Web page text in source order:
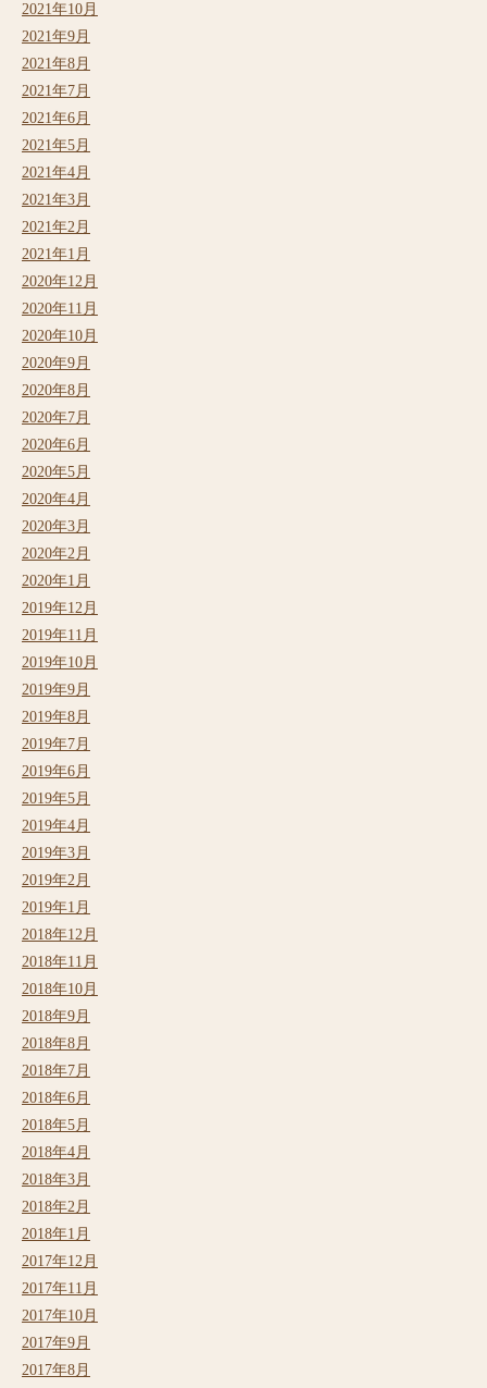
2021年10月
2021年9月
2021年8月
2021年7月
2021年6月
2021年5月
2021年4月
2021年3月
2021年2月
2021年1月
2020年12月
2020年11月
2020年10月
2020年9月
2020年8月
2020年7月
2020年6月
2020年5月
2020年4月
2020年3月
2020年2月
2020年1月
2019年12月
2019年11月
2019年10月
2019年9月
2019年8月
2019年7月
2019年6月
2019年5月
2019年4月
2019年3月
2019年2月
2019年1月
2018年12月
2018年11月
2018年10月
2018年9月
2018年8月
2018年7月
2018年6月
2018年5月
2018年4月
2018年3月
2018年2月
2018年1月
2017年12月
2017年11月
2017年10月
2017年9月
2017年8月